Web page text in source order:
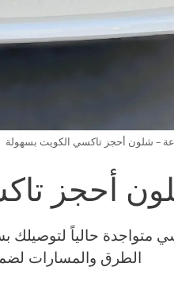
أحجز
متواجدة حالياً لتوصيلك
الطرق والمسارات